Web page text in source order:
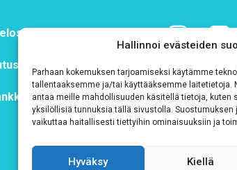
Hallinnoi evästeiden
Parhaan kokemuksen tarjoamiseksi käytämme
tallentaaksemme ja/tai käyttääksemme laitetietoja.
antaa meille mahdollisuuden käsitellä tietoja, kuten
yksilöllisiä tunnuksia tällä sivustolla. Suostumuksen
vaikuttaa haitallisesti tiettyihin ominaisuuksiin ja
Hyväksy Kiellä